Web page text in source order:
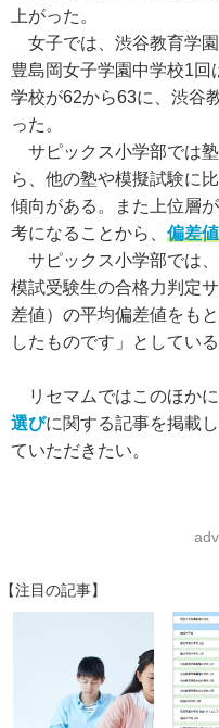
上がった。
女子では、渋谷教育学
豊島岡女子学園中学校1回
学校が62から63に、渋谷
った。
サピックス小学部では
ら、他の塾や模擬試験に
傾向がある。また上位層
考になることから、 偏差
サピックス小学部では
模試受験生の合格力判定
差値）の平均偏差値をも
したものです」としている
リセマムではこのほかに
選びに関する記事を掲載
ていただきたい。
【注目の記事】